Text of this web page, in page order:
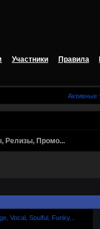
Участники Правила
Активные
Релизы, Промо...
Vocal, Soulful, Funky...